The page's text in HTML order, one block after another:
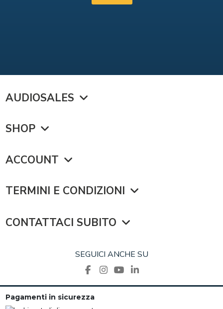
AUDIOSALES
SHOP
ACCOUNT
TERMINI E CONDIZIONI
CONTATTACI SUBITO
SEGUICI ANCHE SU
Pagamenti in sicurezza